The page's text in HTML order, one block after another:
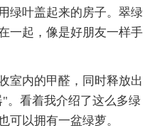
绿叶盖起来的房子。翠绿
一起，像是好朋友一样手
室内的甲醛，同时释放出
。看着我介绍了这么多绿
可以拥有一盆绿萝。